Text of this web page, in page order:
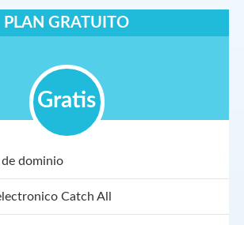
PLAN GRATUITO
Gratis
dominio
Catch All